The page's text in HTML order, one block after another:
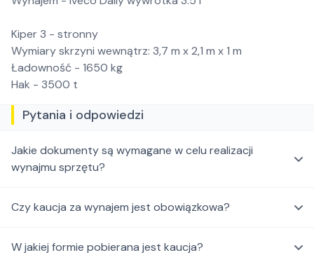
Kiper 3 - stronny
Wymiary skrzyni wewnątrz: 3,7 m x 2,1 m x 1 m
Ładowność - 1650 kg
Hak - 3500 t
Pytania i odpowiedzi
Jakie dokumenty są wymagane w celu realizacji
wynajmu sprzętu?
Czy kaucja za wynajem jest obowiązkowa?
W jakiej formie pobierana jest kaucja?